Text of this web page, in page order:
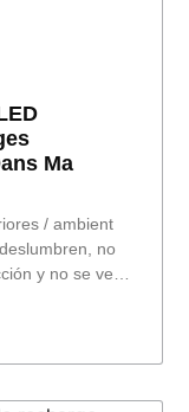
Ma
/ ambient
no
y no se vean